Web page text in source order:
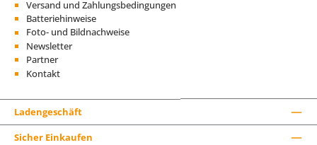
Versand und Zahlungsbedingungen
Batteriehinweise
Foto- und Bildnachweise
Newsletter
Partner
Kontakt
Ladengeschäft
Sicher Einkaufen